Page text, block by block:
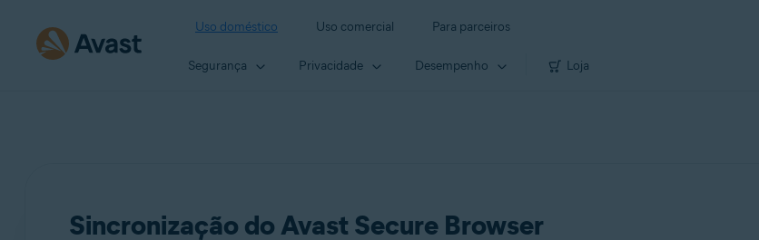
Uso doméstico Uso comercial Para parceiros
Segurança Privacidade Desempenho Loja
Sincronização do Avast Secure Browser